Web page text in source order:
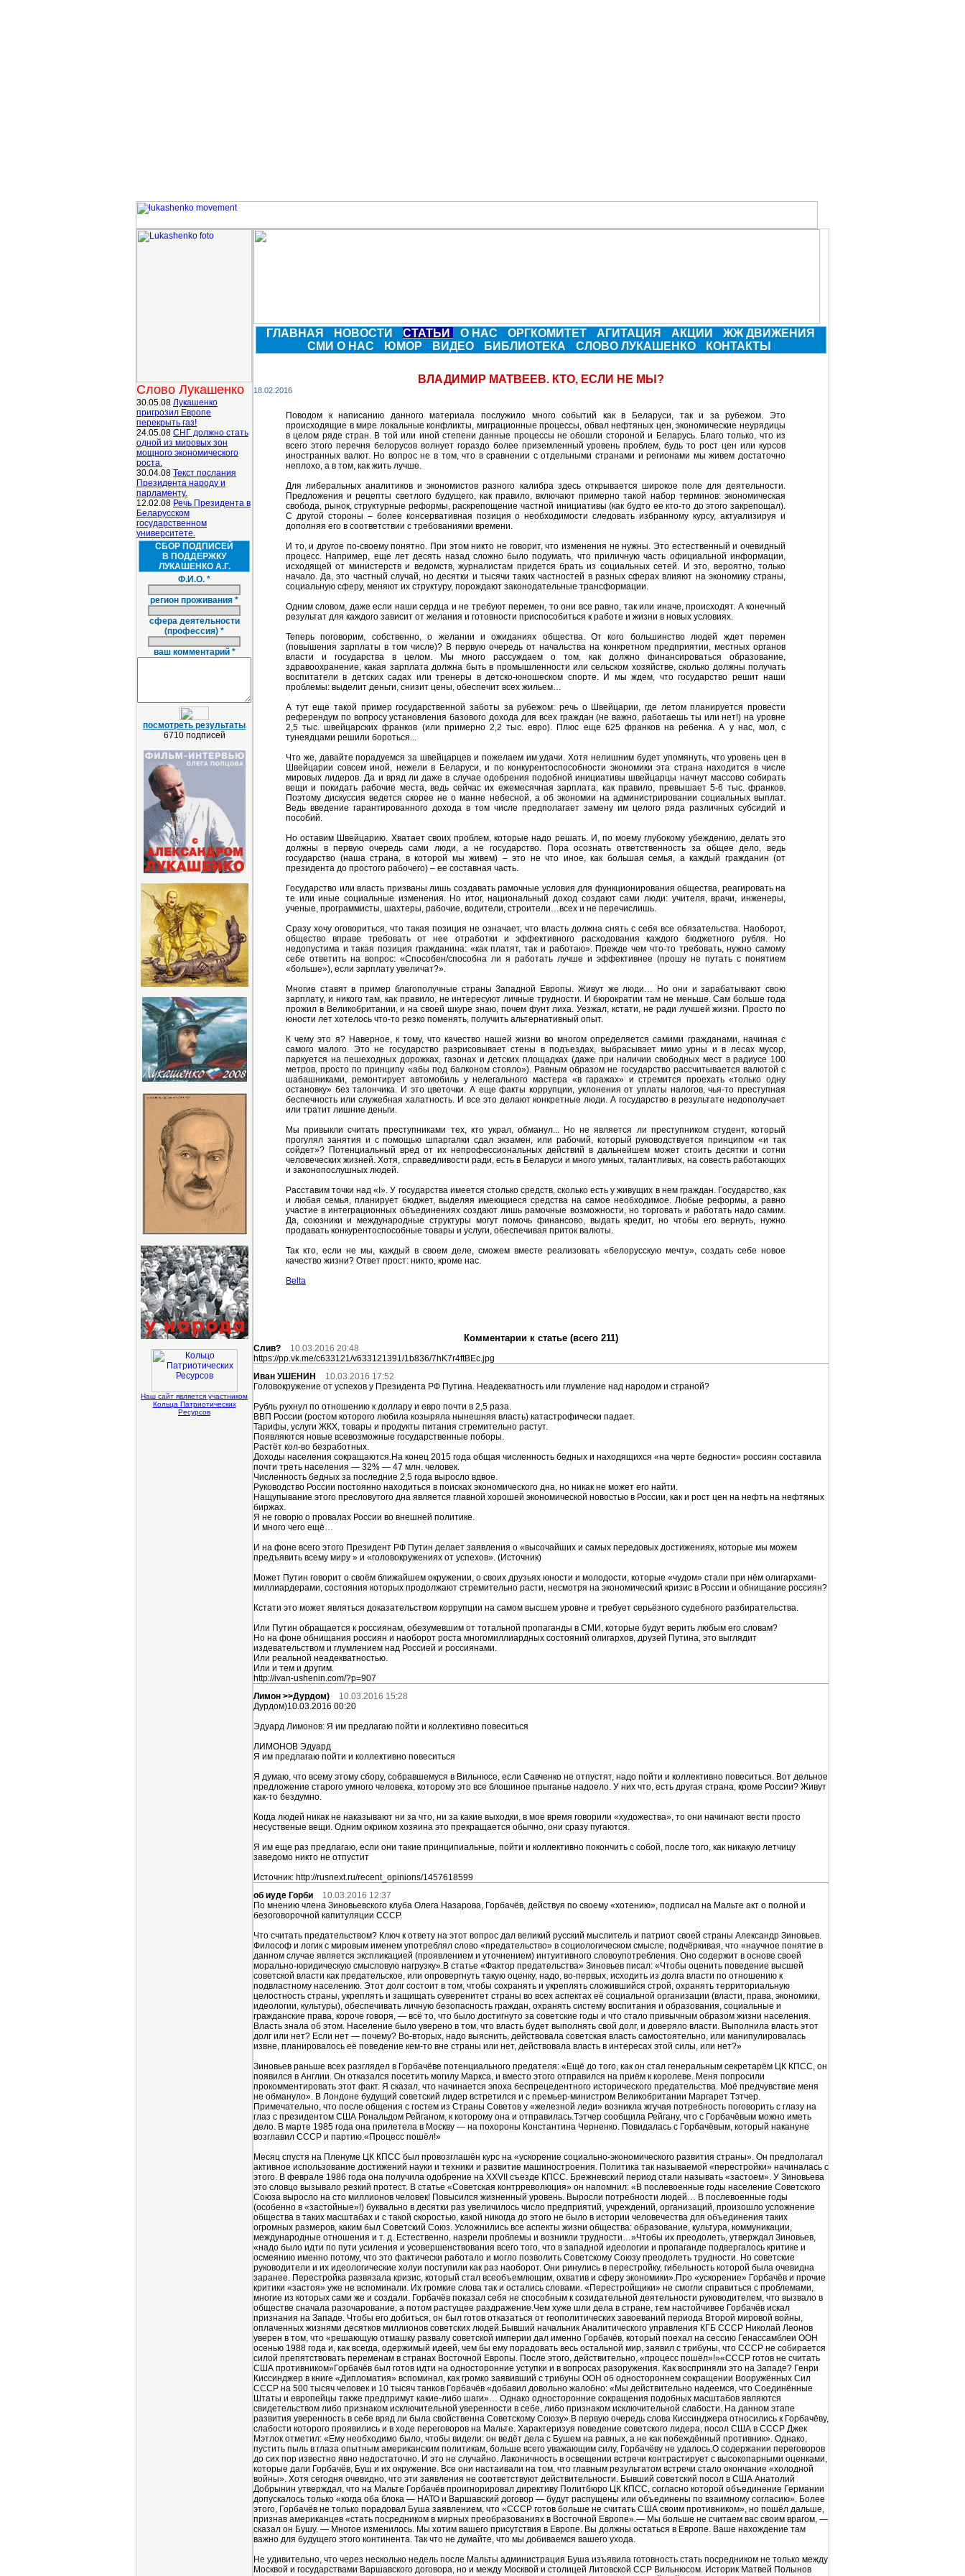
Слово Лукашенко
30.05.08 Лукашенко
пригрозил Европе
перекрыть газ!
24.05.08 СНГ должно стать
одной из мировых зон
мощного экономического
роста.
30.04.08 Текст послания
Президента народу и
парламенту.
12.02.08 Речь Президента в
Беларусском
государственном
университете.
СБОР ПОДПИСЕЙ
В ПОДДЕРЖКУ
ЛУКАШЕНКО А.Г.
Ф.И.О. *
регион проживания *
сфера деятельности
(профессия) *
ваш комментарий *
посмотреть результаты
6710 подписей
Наш сайт является участником
Кольца Патриотических
Ресурсов
ГЛАВНАЯ НОВОСТИ СТАТЬИ О НАС ОРГКОМИТЕТ АГИТАЦИЯ АКЦИИ
ЖЖ ДВИЖЕНИЯ
СМИ О НАС
ЮМОР ВИДЕО БИБЛИОТЕКА СЛОВО ЛУКАШЕНКО КОНТАКТЫ
ВЛАДИМИР МАТВЕЕВ. КТО, ЕСЛИ НЕ МЫ?
18.02.2016
Поводом к написанию данного материала послужило много событий как в Беларуси, так и за рубежом. Это
происходящие в мире локальные конфликты, миграционные процессы, обвал нефтяных цен, экономические неурядицы
в целом ряде стран. В той или иной степени данные процессы не обошли стороной и Беларусь. Благо только, что из
всего этого перечня белорусов волнует гораздо более приземленный уровень проблем, будь то рост цен или курсов
иностранных валют. Но вопрос не в том, что в сравнении с отдельными странами и регионами мы живем достаточно
неплохо, а в том, как жить лучше.
Для либеральных аналитиков и экономистов разного калибра здесь открывается широкое поле для деятельности.
Предложения и рецепты светлого будущего, как правило, включают примерно такой набор терминов: экономическая
свобода, рынок, структурные реформы, раскрепощение частной инициативы (как будто ее кто-то до этого закрепощал).
С другой стороны – более консервативная позиция о необходимости следовать избранному курсу, актуализируя и
дополняя его в соответствии с требованиями времени.
И то, и другое по-своему понятно. При этом никто не говорит, что изменения не нужны. Это естественный и очевидный
процесс. Например, еще лет десять назад сложно было подумать, что приличную часть официальной информации,
исходящей от министерств и ведомств, журналистам придется брать из социальных сетей. И это, вероятно, только
начало. Да, это частный случай, но десятки и тысячи таких частностей в разных сферах влияют на экономику страны,
социальную сферу, меняют их структуру, порождают законодательные трансформации.
Одним словом, даже если наши сердца и не требуют перемен, то они все равно, так или иначе, происходят. А конечный
результат для каждого зависит от желания и готовности приспособиться к работе и жизни в новых условиях.
Теперь поговорим, собственно, о желании и ожиданиях общества. От кого большинство людей ждет перемен
(повышения зарплаты в том числе)? В первую очередь от начальства на конкретном предприятии, местных органов
власти и государства в целом. Мы много рассуждаем о том, как должно финансироваться образование,
здравоохранение, какая зарплата должна быть в промышленности или сельском хозяйстве, сколько должны получать
воспитатели в детских садах или тренеры в детско-юношеском спорте. И мы ждем, что государство решит наши
проблемы: выделит деньги, снизит цены, обеспечит всех жильем…
А тут еще такой пример государственной заботы за рубежом: речь о Швейцарии, где летом планируется провести
референдум по вопросу установления базового дохода для всех граждан (не важно, работаешь ты или нет!) на уровне
2,5 тыс. швейцарских франков (или примерно 2,2 тыс. евро). Плюс еще 625 франков на ребенка. А у нас, мол, с
тунеядцами решили бороться...
Что же, давайте порадуемся за швейцарцев и пожелаем им удачи. Хотя нелишним будет упомянуть, что уровень цен в
Швейцарии совсем иной, нежели в Беларуси, и по конкурентоспособности экономики эта страна находится в числе
мировых лидеров. Да и вряд ли даже в случае одобрения подобной инициативы швейцарцы начнут массово собирать
вещи и покидать рабочие места, ведь сейчас их ежемесячная зарплата, как правило, превышает 5-6 тыс. франков.
Поэтому дискуссия ведется скорее не о манне небесной, а об экономии на администрировании социальных выплат.
Ведь введение гарантированного дохода в том числе предполагает замену им целого ряда различных субсидий и
пособий.
Но оставим Швейцарию. Хватает своих проблем, которые надо решать. И, по моему глубокому убеждению, делать это
должны в первую очередь сами люди, а не государство. Пора осознать ответственность за общее дело, ведь
государство (наша страна, в которой мы живем) – это не что иное, как большая семья, а каждый гражданин (от
президента до простого рабочего) – ее составная часть.
Государство или власть призваны лишь создавать рамочные условия для функционирования общества, реагировать на
те или иные социальные изменения. Но итог, национальный доход создают сами люди: учителя, врачи, инженеры,
ученые, программисты, шахтеры, рабочие, водители, строители…всех и не перечислишь.
Сразу хочу оговориться, что такая позиция не означает, что власть должна снять с себя все обязательства. Наоборот,
общество вправе требовать от нее отработки и эффективного расходования каждого бюджетного рубля. Но
недопустима и такая позиция гражданина: «как платят, так и работаю». Прежде чем что-то требовать, нужно самому
себе ответить на вопрос: «Способен/способна ли я работать лучше и эффективнее (прошу не путать с понятием
«больше»), если зарплату увеличат?».
Многие ставят в пример благополучные страны Западной Европы. Живут же люди… Но они и зарабатывают свою
зарплату, и никого там, как правило, не интересуют личные трудности. И бюрократии там не меньше. Сам больше года
прожил в Великобритании, и на своей шкуре знаю, почем фунт лиха. Уезжал, кстати, не ради лучшей жизни. Просто по
юности лет хотелось что-то резко поменять, получить альтернативный опыт.
К чему это я? Наверное, к тому, что качество нашей жизни во многом определяется самими гражданами, начиная с
самого малого. Это не государство разрисовывает стены в подъездах, выбрасывает мимо урны и в лесах мусор,
паркуется на пешеходных дорожках, газонах и детских площадках (даже при наличии свободных мест в радиусе 100
метров, просто по принципу «абы под балконом стояло»). Равным образом не государство рассчитывается валютой с
шабашниками, ремонтирует автомобиль у нелегального мастера «в гаражах» и стремится проехать «только одну
остановку» без талончика. И это цветочки. А еще факты коррупции, уклонения от уплаты налогов, чья-то преступная
беспечность или служебная халатность. И все это делают конкретные люди. А государство в результате недополучает
или тратит лишние деньги.
Мы привыкли считать преступниками тех, кто украл, обманул... Но не является ли преступником студент, который
прогулял занятия и с помощью шпаргалки сдал экзамен, или рабочий, который руководствуется принципом «и так
сойдет»? Потенциальный вред от их непрофессиональных действий в дальнейшем может стоить десятки и сотни
человеческих жизней. Хотя, справедливости ради, есть в Беларуси и много умных, талантливых, на совесть работающих
и законопослушных людей.
Расставим точки над «I». У государства имеется столько средств, сколько есть у живущих в нем граждан. Государство, как
и любая семья, планирует бюджет, выделяя имеющиеся средства на самое необходимое. Любые реформы, а равно
участие в интеграционных объединениях создают лишь рамочные возможности, но торговать и работать надо самим.
Да, союзники и международные структуры могут помочь финансово, выдать кредит, но чтобы его вернуть, нужно
продавать конкурентоспособные товары и услуги, обеспечивая приток валюты.
Так кто, если не мы, каждый в своем деле, сможем вместе реализовать «белорусскую мечту», создать себе новое
качество жизни? Ответ прост: никто, кроме нас.
Belta
Комментарии к статье (всего 211)
Слив?
10.03.2016 20:48
https://pp.vk.me/c633121/v633121391/1b836/7hK7r4ftBEc.jpg
Иван УШЕНИН
10.03.2016 17:52
Головокружение от успехов у Президента РФ Путина. Неадекватность или глумление над народом и страной?
Рубль рухнул по отношению к доллару и евро почти в 2,5 раза.
ВВП России (ростом которого любила козыряла нынешняя власть) катастрофически падает.
Тарифы, услуги ЖКХ, товары и продукты питания стремительно растут.
Появляются новые всевозможные государственные поборы.
Растёт кол-во безработных.
Доходы населения сокращаются.На конец 2015 года общая численность бедных и находящихся «на черте бедности» россиян составила
почти треть населения — 32% — 47 млн. человек.
Численность бедных за последние 2,5 года выросло вдвое.
Руководство России постоянно находиться в поисках экономического дна, но никак не может его найти.
Нащупывание этого пресловутого дна является главной хорошей экономической новостью в России, как и рост цен на нефть на нефтяных
биржах.
Я не говорю о провалах России во внешней политике.
И много чего ещё…
И на фоне всего этого Президент РФ Путин делает заявления о «высочайших и самых передовых достижениях, которые мы можем
предъявить всему миру » и «головокружениях от успехов». (Источник)
Может Путин говорит о своём ближайшем окружении, о своих друзьях юности и молодости, которые «чудом» стали при нём олигархами-
миллиардерами, состояния которых продолжают стремительно расти, несмотря на экономический кризис в России и обнищание россиян?
Кстати это может являться доказательством коррупции на самом высшем уровне и требует серьёзного судебного разбирательства.
Или Путин обращается к россиянам, обезумевшим от тотальной пропаганды в СМИ, которые будут верить любым его словам?
Но на фоне обнищания россиян и наоборот роста многомиллиардных состояний олигархов, друзей Путина, это выглядит
издевательством и глумлением над Россией и россиянами.
Или реальной неадекватностью.
Или и тем и другим.
http://ivan-ushenin.com/?p=907
Лимон >>Дурдом)
10.03.2016 15:28
Дурдом)10.03.2016 00:20
Эдуард Лимонов: Я им предлагаю пойти и коллективно повеситься
ЛИМОНОВ Эдуард
Я им предлагаю пойти и коллективно повеситься
Я думаю, что всему этому сбору, собравшемуся в Вильнюсе, если Савченко не отпустят, надо пойти и коллективно повеситься. Вот дельное
предложение старого умного человека, которому это все блошиное прыганье надоело. У них что, есть другая страна, кроме России? Живут
как-то бездумно.
Когда людей никак не наказывают ни за что, ни за какие выходки, в мое время говорили «художества», то они начинают вести просто
несуственые вещи. Одним окриком хозяина это прекращается обычно, они сразу пугаются.
Я им еще раз предлагаю, если они такие принципиальные, пойти и коллективно покончить с собой, после того, как никакую летчицу
заведомо никто не отпустит
Источник: http://rusnext.ru/recent_opinions/1457618599
об иуде Горби
10.03.2016 12:37
По мнению члена Зиновьевского клуба Олега Назарова, Горбачёв, действуя по своему «хотению», подписал на Мальте акт о полной и
безоговорочной капитуляции СССР.
Что считать предательством? Ключ к ответу на этот вопрос дал великий русский мыслитель и патриот своей страны Александр Зиновьев.
Философ и логик с мировым именем употреблял слово «предательство» в социологическом смысле, подчёркивая, что «научное понятие в
данном случае является экспликацией (проявлением и уточнением) интуитивного словоупотребления. Оно содержит в основе своей
морально-юридическую смысловую нагрузку».В статье «Фактор предательства» Зиновьев писал: «Чтобы оценить поведение высшей
советской власти как предательское, или опровергнуть такую оценку, надо, во-первых, исходить из долга власти по отношению к
подвластному населению. Этот долг состоит в том, чтобы сохранять и укреплять сложившийся строй, охранять территориальную
целостность страны, укреплять и защищать суверенитет страны во всех аспектах её социальной организации (власти, права, экономики,
идеологии, культуры), обеспечивать личную безопасность граждан, охранять систему воспитания и образования, социальные и
гражданские права, короче говоря, — всё то, что было достигнуто за советские годы и что стало привычным образом жизни населения.
Власть знала об этом. Население было уверено в том, что власть будет выполнять свой долг, и доверяло власти. Выполнила власть этот
долг или нет? Если нет — почему? Во-вторых, надо выяснить, действовала советская власть самостоятельно, или манипулировалась
извне, планировалось её поведение кем-то вне страны или нет, действовала власть в интересах этой силы, или нет?»
Зиновьев раньше всех разглядел в Горбачёве потенциального предателя: «Ещё до того, как он стал генеральным секретарём ЦК КПСС, он
появился в Англии. Он отказался посетить могилу Маркса, и вместо этого отправился на приём к королеве. Меня попросили
прокомментировать этот факт. Я сказал, что начинается эпоха беспрецедентного исторического предательства. Моё предчувствие меня
не обмануло». В Лондоне будущий советский лидер встретился и с премьер-министром Великобритании Маргарет Тэтчер.
Примечательно, что после общения с гостем из Страны Советов у «железной леди» возникла жгучая потребность поговорить с глазу на
глаз с президентом США Рональдом Рейганом, к которому она и отправилась.Тэтчер сообщила Рейгану, что с Горбачёвым можно иметь
дело. В марте 1985 года она прилетела в Москву — на похороны Константина Черненко. Повидалась с Горбачёвым, который накануне
возглавил СССР и партию.«Процесс пошёл!»
Месяц спустя на Пленуме ЦК КПСС был провозглашён курс на «ускорение социально-экономического развития страны». Он предполагал
активное использование достижений науки и техники и развитие машиностроения. Политика так называемой «перестройки» начиналась с
этого. В феврале 1986 года она получила одобрение на ХХVII съезде КПСС. Брежневский период стали называть «застоем». У Зиновьева
это словцо вызывало резкий протест. В статье «Советская контрреволюция» он напомнил: «В послевоенные годы население Советского
Союза выросло на сто миллионов человек! Повысился жизненный уровень. Выросли потребности людей… В послевоенные годы
(особенно в «застойные»!) буквально в десятки раз увеличилось число предприятий, учреждений, организаций, произошло усложнение
общества в таких масштабах и с такой скоростью, какой никогда до этого не было в истории человечества для объединения таких
огромных размеров, каким был Советский Союз. Усложнились все аспекты жизни общества: образование, культура, коммуникации,
международные отношения и т. д. Естественно, назрели проблемы и возникли трудности…»Чтобы их преодолеть, утверждал Зиновьев,
«надо было идти по пути усиления и усовершенствования всего того, что в западной идеологии и пропаганде подвергалось критике и
осмеянию именно потому, что это фактически работало и могло позволить Советскому Союзу преодолеть трудности. Но советские
руководители и их идеологические холуи поступили как раз наоборот. Они ринулись в перестройку, гибельность которой была очевидна
заранее. Перестройка развязала кризис, который стал всеобъемлющим, охватив и сферу экономики».Про «ускорение» Горбачёв и прочие
критики «застоя» уже не вспоминали. Их громкие слова так и остались словами. «Перестройщики» не смогли справиться с проблемами,
многие из которых сами же и создали. Горбачёв показал себя не способным к созидательной деятельности руководителем, что вызвало в
обществе сначала разочарование, а потом растущее раздражение.Чем хуже шли дела в стране, тем настойчивее Горбачёв искал
признания на Западе. Чтобы его добиться, он был готов отказаться от геополитических завоеваний периода Второй мировой войны,
оплаченных жизнями десятков миллионов советских людей.Бывший начальник Аналитического управления КГБ СССР Николай Леонов
уверен в том, что «решающую отмашку развалу советской империи дал именно Горбачёв, который поехал на сессию Генассамблеи ООН
осенью 1988 года и, как всегда, одержимый идеей, чем бы ему порадовать весь остальной мир, заявил с трибуны, что СССР не собирается
силой препятствовать переменам в странах Восточной Европы. После этого, действительно, «процесс пошёл»!»«СССР готов не считать
США противником»Горбачёв был готов идти на односторонние уступки и в вопросах разоружения. Как восприняли это на Западе? Генри
Киссинджер в книге «Дипломатия» вспоминал, как громко заявивший с трибуны ООН об одностороннем сокращении Вооружённых Сил
СССР на 500 тысяч человек и 10 тысяч танков Горбачёв «добавил довольно жалобно: «Мы действительно надеемся, что Соединённые
Штаты и европейцы также предпримут какие-либо шаги»… Однако односторонние сокращения подобных масштабов являются
свидетельством либо признаком исключительной уверенности в себе, либо признаком исключительной слабости. На данном этапе
развития уверенность в себе вряд ли была свойственна Советскому Союзу».В первую очередь слова Киссинджера относились к Горбачёву,
слабости которого проявились и в ходе переговоров на Мальте. Характеризуя поведение советского лидера, посол США в СССР Джек
Мэтлок отметил: «Ему необходимо было, чтобы видели: он ведёт дела с Бушем на равных, а не как побеждённый противник». Однако,
пустить пыль в глаза опытным американским политикам, больше всего уважающим силу, Горбачёву не удалось.О содержании переговоров
до сих пор известно явно недостаточно. И это не случайно. Лаконичность в освещении встречи контрастирует с высокопарными оценками,
которые дали Горбачёв, Буш и их окружение. Все они настаивали на том, что главным результатом встречи стало окончание «холодной
войны». Хотя сегодня очевидно, что эти заявления не соответствуют действительности. Бывший советский посол в США Анатолий
Добрынин утверждал, что на Мальте Горбачёв проигнорировал директиву Политбюро ЦК КПСС, согласно которой объединение Германии
допускалось только «когда оба блока — НАТО и Варшавский договор — будут распущены или объединены по взаимному согласию». Более
этого, Горбачёв не только порадовал Буша заявлением, что «СССР готов больше не считать США своим противником», но пошёл дальше,
признав американцев «стать посредником в мирных преобразованиях в Восточной Европе».— Мы больше не считаем вас своим врагом, —
сказал он Бушу. — Многое изменилось. Мы хотим вашего присутствия в Европе. Вы должны остаться в Европе. Ваше нахождение там
важно для будущего этого континента. Так что не думайте, что мы добиваемся вашего ухода.
Не удивительно, что через несколько недель после Мальты администрация Буша изъявила готовность стать посредником не только между
Москвой и государствами Варшавского договора, но и между Москвой и столицей Литовской ССР Вильнюсом. Историк Матвей Полынов